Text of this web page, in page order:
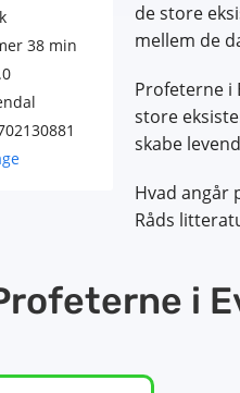
38 min
de store
mellem de
Profeterne i
store
skabe
Hvad angår
Råds
i